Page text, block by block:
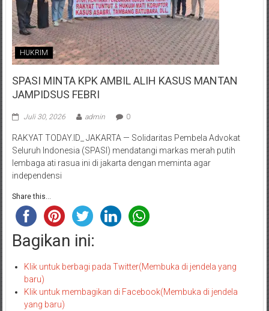
HUKRIM
SPASI MINTA KPK AMBIL ALIH KASUS MANTAN
JAMPIDSUS FEBRI
Juli 30, 2026 admin 0
RAKYAT TODAY.ID_ JAKARTA — Solidaritas Pembela Advokat
Seluruh Indonesia (SPASI) mendatangi markas merah putih
lembaga ati rasua ini di jakarta dengan meminta agar
independensi
Share this...
Bagikan ini:
Klik untuk berbagi pada Twitter(Membuka di jendela yang
baru)
Klik untuk membagikan di Facebook(Membuka di jendela
yang baru)